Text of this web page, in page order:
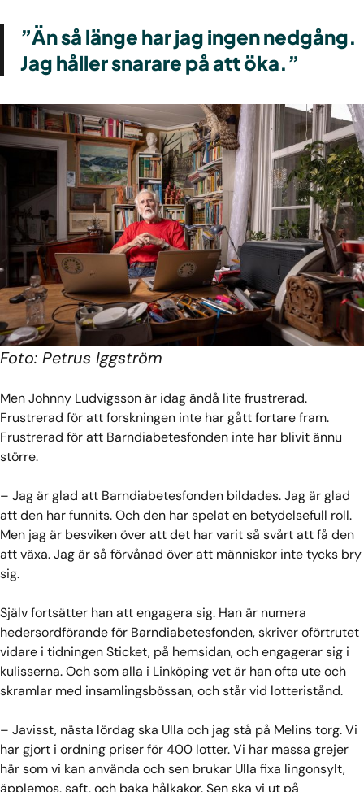
”Än så länge har jag ingen nedgång.
Jag håller snarare på att öka.”
Foto: Petrus Iggström
Men Johnny Ludvigsson är idag ändå lite frustrerad.
Frustrerad för att forskningen inte har gått fortare fram.
Frustrerad för att Barndiabetesfonden inte har blivit ännu
större.
– Jag är glad att Barndiabetesfonden bildades. Jag är glad
att den har funnits. Och den har spelat en betydelsefull roll.
Men jag är besviken över att det har varit så svårt att få den
att växa. Jag är så förvånad över att människor inte tycks bry
sig.
Själv fortsätter han att engagera sig. Han är numera
hedersordförande för Barndiabetesfonden, skriver oförtrutet
vidare i tidningen Sticket, på hemsidan, och engagerar sig i
kulisserna. Och som alla i Linköping vet är han ofta ute och
skramlar med insamlingsbössan, och står vid lotteristånd.
– Javisst, nästa lördag ska Ulla och jag stå på Melins torg. Vi
har gjort i ordning priser för 400 lotter. Vi har massa grejer
här som vi kan använda och sen brukar Ulla fixa lingonsylt,